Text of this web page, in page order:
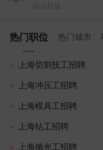
热门职位 热门城市
上海切割技工招聘
上海冲压工招聘
上海模具工招聘
上海钻工招聘
上海抛光工招聘